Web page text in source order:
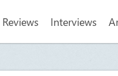
Reviews Interviews